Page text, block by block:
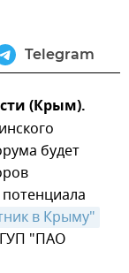
Telegram
(Крым).
будет
в Крыму"
"ПАО